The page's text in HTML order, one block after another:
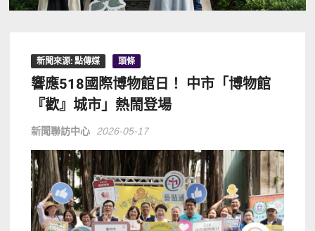
新聞來源: 點傳媒 頭條
響應518國際博物館日！ 中市「博物館
『歡』城市」熱鬧登場
新聞聯訪中心 2026-05-17